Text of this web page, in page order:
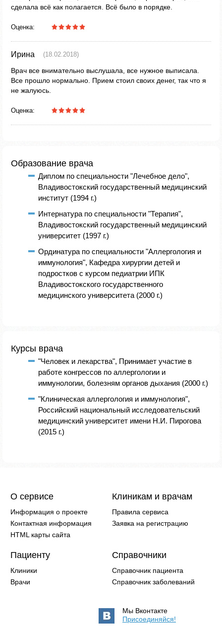
сделала всё как полагается. Всё было в порядке.
Оценка:
Ирина (18.02.2018)
Врач все внимательно выслушала, все нужное выписала.
Все прошло нормально. Прием стоил своих денег, так что я
не жалуюсь.
Оценка:
Образование врача
Диплом по специальности "Лечебное дело",
Владивостокский государственный медицинский
институт (1994 г.)
Интернатура по специальности "Терапия",
Владивостокский государственный медицинский
университет (1997 г.)
Ординатура по специальности "Аллергология и
иммунология", Кафедра хирургии детей и
подростков с курсом педиатрии ИПК
Владивостокского государственного
медицинского университета (2000 г.)
Курсы врача
"Человек и лекарства", Принимает участие в
работе конгрессов по аллергологии и
иммунологии, болезням органов дыхания (2000 г.)
"Клиническая аллергология и иммунология",
Российский национальный исследовательский
медицинский университет имени Н.И. Пирогова
(2015 г.)
О сервисе
Информация о проекте
Контактная информация
HTML карты сайта
Клиникам и врачам
Правила сервиса
Заявка на регистрацию
Пациенту
Клиники
Врачи
Справочники
Справочник пациента
Справочник заболеваний
Мы Вконтакте
Присоединяйся!